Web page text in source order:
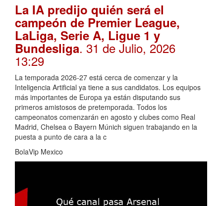
La IA predijo quién será el
campeón de Premier League,
LaLiga, Serie A, Ligue 1 y
Bundesliga. 31 de Julio, 2026
13:29
La temporada 2026-27 está cerca de comenzar y la
Inteligencia Artificial ya tiene a sus candidatos. Los equipos
más importantes de Europa ya están disputando sus
primeros amistosos de pretemporada. Todos los
campeonatos comenzarán en agosto y clubes como Real
Madrid, Chelsea o Bayern Múnich siguen trabajando en la
puesta a punto de cara a la c
BolaVip Mexico